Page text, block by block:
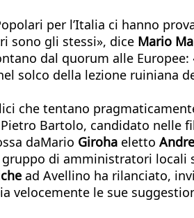
per l’Italia ci hanno
sono gli stessi», dice Mario
dal quorum alle Europee:
solco della lezione ruiniana
che tentano
Bartolo, candidato nelle
daMario Giroha eletto
di amministratori locali
ad Avellino ha rilanciato,
velocemente le sue